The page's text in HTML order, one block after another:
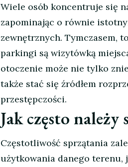
Wiele osób koncentruje się
zapominając o równie
zewnętrznych. Tymczasem,
parkingi są wizytówką
otoczenie może nie tylko
także stać się źródłem
przestępczości.
Jak często
Częstotliwość sprzątania
użytkowania danego terenu,